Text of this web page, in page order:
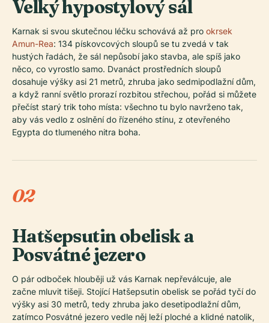
Velký hypostylový sál
Karnak si svou skutečnou léčku schovává až pro okrsek
Amun-Rea: 134 pískovcových sloupů se tu zvedá v tak
hustých řadách, že sál nepůsobí jako stavba, ale spíš jako
něco, co vyrostlo samo. Dvanáct prostředních sloupů
dosahuje výšky asi 21 metrů, zhruba jako sedmipodlažní dům,
a když ranní světlo prorazí rozbitou střechou, pořád si můžete
přečíst starý trik toho místa: všechno tu bylo navrženo tak,
aby vás vedlo z oslnění do řízeného stínu, z otevřeného
Egypta do tlumeného nitra boha.
02
Hatšepsutin obelisk a
Posvátné jezero
O pár odboček hlouběji už vás Karnak nepřeválcuje, ale
začne mluvit tišeji. Stojící Hatšepsutin obelisk se pořád tyčí do
výšky asi 30 metrů, tedy zhruba jako desetipodlažní dům,
zatímco Posvátné jezero vedle něj leží ploché a klidné natolik,